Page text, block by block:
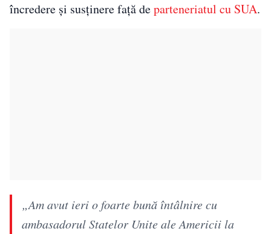
încredere și susținere față departeneriatul cu SUA.
„Am avut ieri o foarte bună întâlnire cu
ambasadorul Statelor Unite ale Americii la